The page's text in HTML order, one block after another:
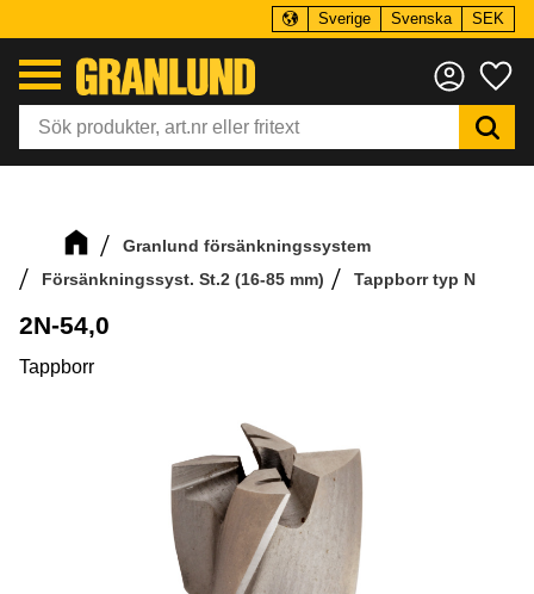
Sverige Svenska SEK
Granlund försänkningssystem
Försänkningssyst. St.2 (16-85 mm)
Tappborr typ N
2N-54,0
Tappborr